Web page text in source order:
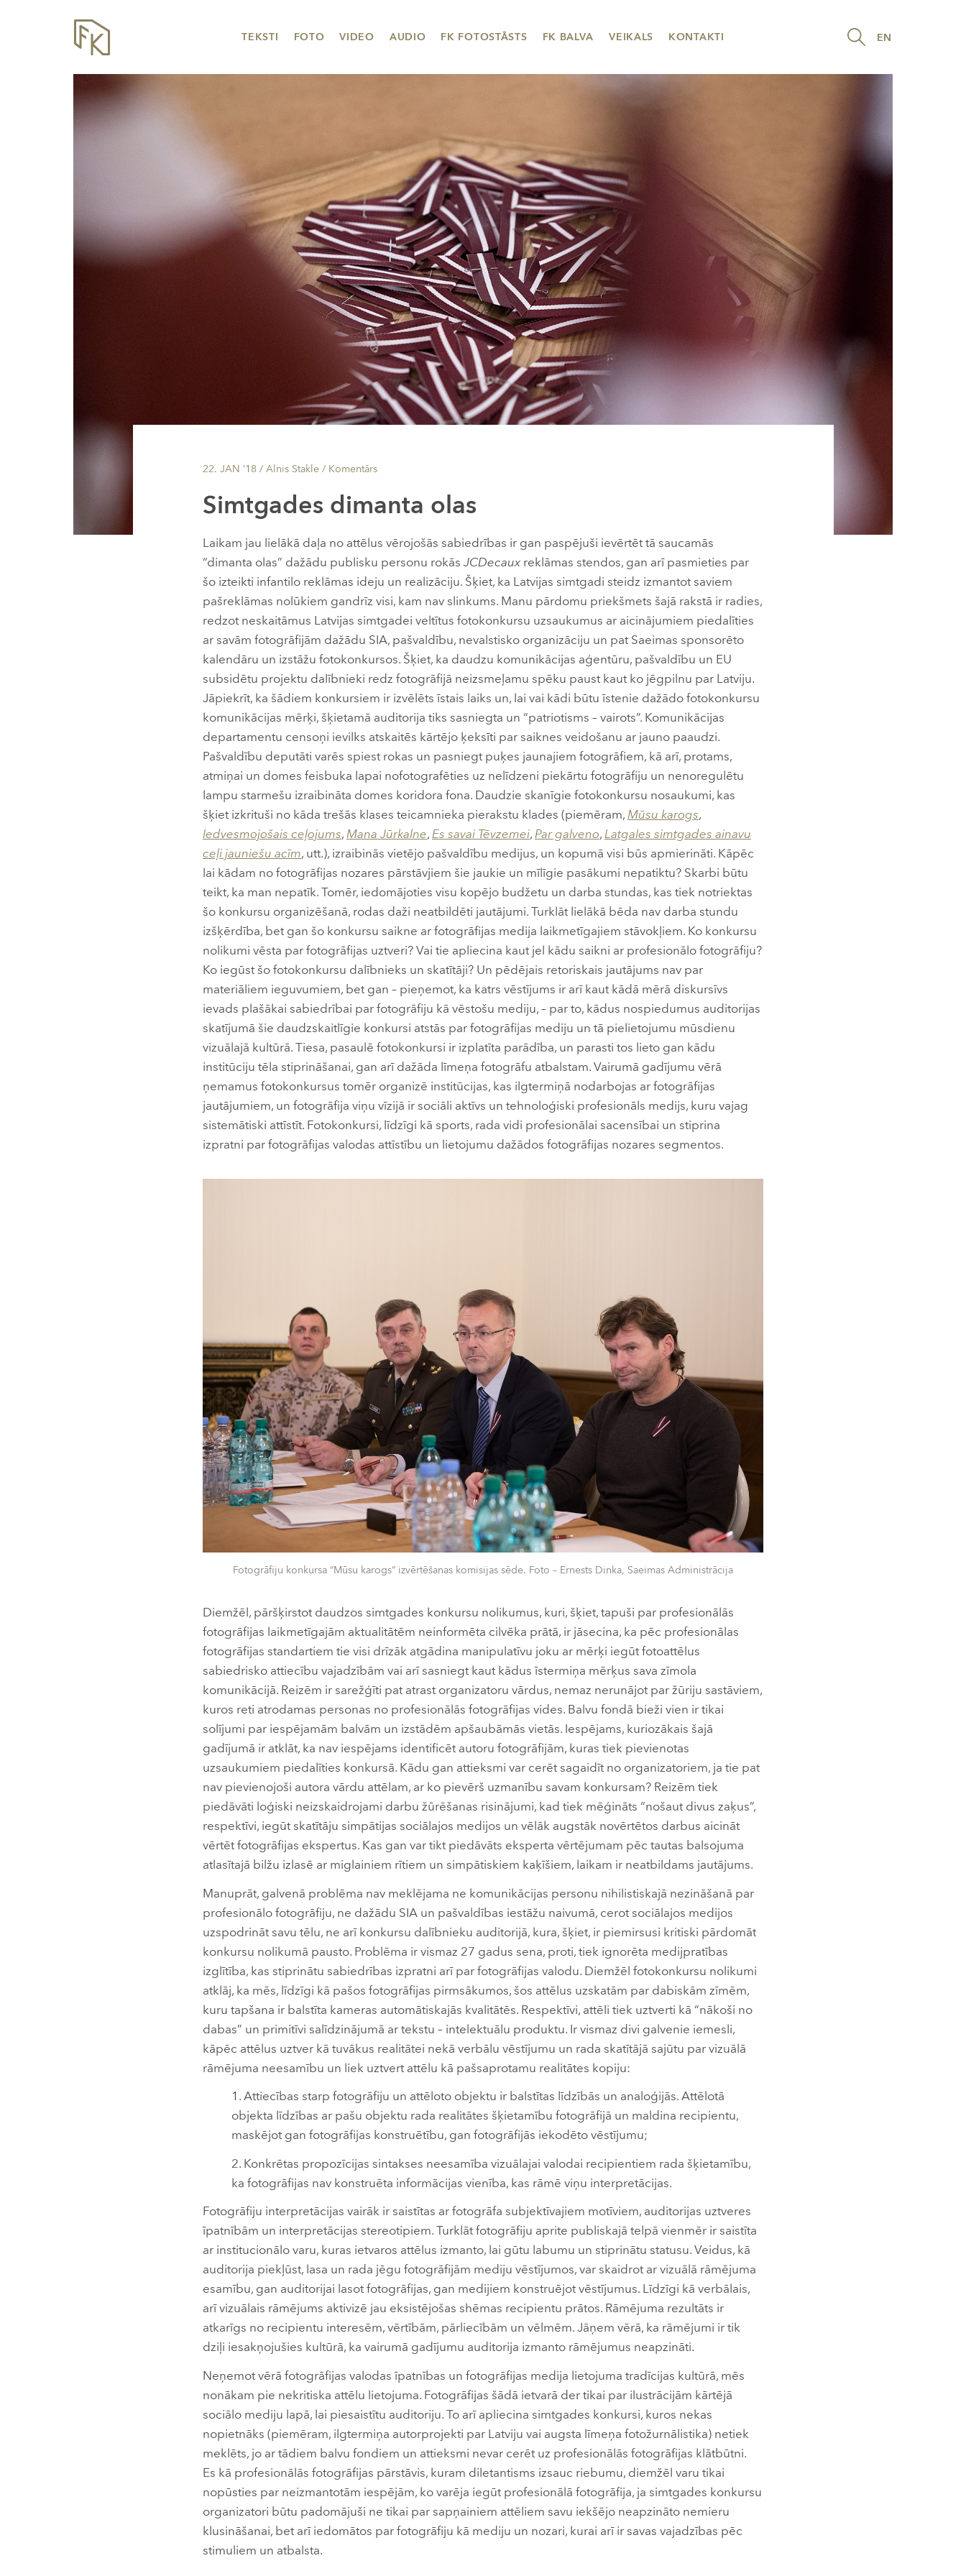
EN
TEKSTI FOTO VIDEO AUDIO FK FOTOSTĀSTS FK BALVA VEIKALS KONTAKTI
22. JAN ’18 / Alnis Stakle / Komentārs
Simtgades dimanta olas
Laikam jau lielākā daļa no attēlus vērojošās sabiedrības ir gan paspējuši ievērtēt tā saucamās
“dimanta olas” dažādu publisku personu rokās JCDecaux reklāmas stendos, gan arī pasmieties par
šo izteikti infantilo reklāmas ideju un realizāciju. Šķiet, ka Latvijas simtgadi steidz izmantot saviem
pašreklāmas nolūkiem gandrīz visi, kam nav slinkums. Manu pārdomu priekšmets šajā rakstā ir radies,
redzot neskaitāmus Latvijas simtgadei veltītus fotokonkursu uzsaukumus ar aicinājumiem piedalīties
ar savām fotogrāfijām dažādu SIA, pašvaldību, nevalstisko organizāciju un pat Saeimas sponsorēto
kalendāru un izstāžu fotokonkursos. Šķiet, ka daudzu komunikācijas aģentūru, pašvaldību un EU
subsidētu projektu dalībnieki redz fotogrāfijā neizsmeļamu spēku paust kaut ko jēgpilnu par Latviju.
Jāpiekrīt, ka šādiem konkursiem ir izvēlēts īstais laiks un, lai vai kādi būtu īstenie dažādo fotokonkursu
komunikācijas mērķi, šķietamā auditorija tiks sasniegta un “patriotisms – vairots”. Komunikācijas
departamentu censoņi ievilks atskaitēs kārtējo ķeksīti par saiknes veidošanu ar jauno paaudzi.
Pašvaldību deputāti varēs spiest rokas un pasniegt puķes jaunajiem fotogrāfiem, kā arī, protams,
atmiņai un domes feisbuka lapai nofotografēties uz nelīdzeni piekārtu fotogrāfiju un nenoregulētu
lampu starmešu izraibināta domes koridora fona. Daudzie skanīgie fotokonkursu nosaukumi, kas
šķiet izkrituši no kāda trešās klases teicamnieka pierakstu klades (piemēram,Mūsu karogs,
Iedvesmojošais ceļojums,Mana Jūrkalne,Es savai Tēvzemei,Par galveno,Latgales simtgades ainavu
ceļi jauniešu acīm, utt.), izraibinās vietējo pašvaldību medijus, un kopumā visi būs apmierināti. Kāpēc
lai kādam no fotogrāfijas nozares pārstāvjiem šie jaukie un mīlīgie pasākumi nepatiktu? Skarbi būtu
teikt, ka man nepatīk. Tomēr, iedomājoties visu kopējo budžetu un darba stundas, kas tiek notriektas
šo konkursu organizēšanā, rodas daži neatbildēti jautājumi. Turklāt lielākā bēda nav darba stundu
izšķērdība, bet gan šo konkursu saikne ar fotogrāfijas medija laikmetīgajiem stāvokļiem. Ko konkursu
nolikumi vēsta par fotogrāfijas uztveri? Vai tie apliecina kaut jel kādu saikni ar profesionālo fotogrāfiju?
Ko iegūst šo fotokonkursu dalībnieks un skatītāji? Un pēdējais retoriskais jautājums nav par
materiāliem ieguvumiem, bet gan – pieņemot, ka katrs vēstījums ir arī kaut kādā mērā diskursīvs
ievads plašākai sabiedrībai par fotogrāfiju kā vēstošu mediju, – par to, kādus nospiedumus auditorijas
skatījumā šie daudzskaitlīgie konkursi atstās par fotogrāfijas mediju un tā pielietojumu mūsdienu
vizuālajā kultūrā. Tiesa, pasaulē fotokonkursi ir izplatīta parādība, un parasti tos lieto gan kādu
institūciju tēla stiprināšanai, gan arī dažāda līmeņa fotogrāfu atbalstam. Vairumā gadījumu vērā
ņemamus fotokonkursus tomēr organizē institūcijas, kas ilgtermiņā nodarbojas ar fotogrāfijas
jautājumiem, un fotogrāfija viņu vīzijā ir sociāli aktīvs un tehnoloģiski profesionāls medijs, kuru vajag
sistemātiski attīstīt. Fotokonkursi, līdzīgi kā sports, rada vidi profesionālai sacensībai un stiprina
izpratni par fotogrāfijas valodas attīstību un lietojumu dažādos fotogrāfijas nozares segmentos.
Fotogrāfiju konkursa “Mūsu karogs” izvērtēšanas komisijas sēde. Foto – Ernests Dinka, Saeimas Administrācija
Diemžēl, pāršķirstot daudzos simtgades konkursu nolikumus, kuri, šķiet, tapuši par profesionālās
fotogrāfijas laikmetīgajām aktualitātēm neinformēta cilvēka prātā, ir jāsecina, ka pēc profesionālas
fotogrāfijas standartiem tie visi drīzāk atgādina manipulatīvu joku ar mērķi iegūt fotoattēlus
sabiedrisko attiecību vajadzībām vai arī sasniegt kaut kādus īstermiņa mērķus sava zīmola
komunikācijā. Reizēm ir sarežģīti pat atrast organizatoru vārdus, nemaz nerunājot par žūriju sastāviem,
kuros reti atrodamas personas no profesionālās fotogrāfijas vides. Balvu fondā bieži vien ir tikai
solījumi par iespējamām balvām un izstādēm apšaubāmās vietās. Iespējams, kuriozākais šajā
gadījumā ir atklāt, ka nav iespējams identificēt autoru fotogrāfijām, kuras tiek pievienotas
uzsaukumiem piedalīties konkursā. Kādu gan attieksmi var cerēt sagaidīt no organizatoriem, ja tie pat
nav pievienojoši autora vārdu attēlam, ar ko pievērš uzmanību savam konkursam? Reizēm tiek
piedāvāti loģiski neizskaidrojami darbu žūrēšanas risinājumi, kad tiek mēģināts “nošaut divus zaķus”,
respektīvi, iegūt skatītāju simpātijas sociālajos medijos un vēlāk augstāk novērtētos darbus aicināt
vērtēt fotogrāfijas ekspertus. Kas gan var tikt piedāvāts eksperta vērtējumam pēc tautas balsojuma
atlasītajā bilžu izlasē ar miglainiem rītiem un simpātiskiem kaķīšiem, laikam ir neatbildams jautājums.
Manuprāt, galvenā problēma nav meklējama ne komunikācijas personu nihilistiskajā nezināšanā par
profesionālo fotogrāfiju, ne dažādu SIA un pašvaldības iestāžu naivumā, cerot sociālajos medijos
uzspodrināt savu tēlu, ne arī konkursu dalībnieku auditorijā, kura, šķiet, ir piemirsusi kritiski pārdomāt
konkursu nolikumā pausto. Problēma ir vismaz 27 gadus sena, proti, tiek ignorēta medijpratības
izglītība, kas stiprinātu sabiedrības izpratni arī par fotogrāfijas valodu. Diemžēl fotokonkursu nolikumi
atklāj, ka mēs, līdzīgi kā pašos fotogrāfijas pirmsākumos, šos attēlus uzskatām par dabiskām zīmēm,
kuru tapšana ir balstīta kameras automātiskajās kvalitātēs. Respektīvi, attēli tiek uztverti kā “nākoši no
dabas” un primitīvi salīdzinājumā ar tekstu – intelektuālu produktu. Ir vismaz divi galvenie iemesli,
kāpēc attēlus uztver kā tuvākus realitātei nekā verbālu vēstījumu un rada skatītājā sajūtu par vizuālā
rāmējuma neesamību un liek uztvert attēlu kā pašsaprotamu realitātes kopiju:
1. Attiecības starp fotogrāfiju un attēloto objektu ir balstītas līdzībās un analoģijās. Attēlotā
objekta līdzības ar pašu objektu rada realitātes šķietamību fotogrāfijā un maldina recipientu,
maskējot gan fotogrāfijas konstruētību, gan fotogrāfijās iekodēto vēstījumu;
2. Konkrētas propozīcijas sintakses neesamība vizuālajai valodai recipientiem rada šķietamību,
ka fotogrāfijas nav konstruēta informācijas vienība, kas rāmē viņu interpretācijas.
Fotogrāfiju interpretācijas vairāk ir saistītas ar fotogrāfa subjektīvajiem motīviem, auditorijas uztveres
īpatnībām un interpretācijas stereotipiem. Turklāt fotogrāfiju aprite publiskajā telpā vienmēr ir saistīta
ar institucionālo varu, kuras ietvaros attēlus izmanto, lai gūtu labumu un stiprinātu statusu. Veidus, kā
auditorija piekļūst, lasa un rada jēgu fotogrāfijām mediju vēstījumos, var skaidrot ar vizuālā rāmējuma
esamību, gan auditorijai lasot fotogrāfijas, gan medijiem konstruējot vēstījumus. Līdzīgi kā verbālais,
arī vizuālais rāmējums aktivizē jau eksistējošas shēmas recipientu prātos. Rāmējuma rezultāts ir
atkarīgs no recipientu interesēm, vērtībām, pārliecībām un vēlmēm. Jāņem vērā, ka rāmējumi ir tik
dziļi iesakņojušies kultūrā, ka vairumā gadījumu auditorija izmanto rāmējumus neapzināti.
Neņemot vērā fotogrāfijas valodas īpatnības un fotogrāfijas medija lietojuma tradīcijas kultūrā, mēs
nonākam pie nekritiska attēlu lietojuma. Fotogrāfijas šādā ietvarā der tikai par ilustrācijām kārtējā
sociālo mediju lapā, lai piesaistītu auditoriju. To arī apliecina simtgades konkursi, kuros nekas
nopietnāks (piemēram, ilgtermiņa autorprojekti par Latviju vai augsta līmeņa fotožurnālistika) netiek
meklēts, jo ar tādiem balvu fondiem un attieksmi nevar cerēt uz profesionālās fotogrāfijas klātbūtni.
Es kā profesionālās fotogrāfijas pārstāvis, kuram diletantisms izsauc riebumu, diemžēl varu tikai
nopūsties par neizmantotām iespējām, ko varēja iegūt profesionālā fotogrāfija, ja simtgades konkursu
organizatori būtu padomājuši ne tikai par sapņainiem attēliem savu iekšējo neapzināto nemieru
klusināšanai, bet arī iedomātos par fotogrāfiju kā mediju un nozari, kurai arī ir savas vajadzības pēc
stimuliem un atbalsta.